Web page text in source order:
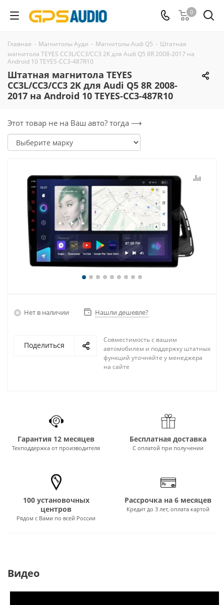
0
Главная - Магнитолы Ауди - Магнитолы Audi Q5 - Штатная
магнитола TEYES CC3L/CC3/CC3 2K для Audi Q5 8R 2008-2017 на
Android 10 TEYES-CC3-487R10
Штатная магнитола TEYES
CC3L/CC3/CC3 2K для Audi Q5 8R 2008-
2017 на Android 10 TEYES-CC3-487R10
Этот товар не на Ваш авто? тогда ⟶
Нет в наличии Нашли дешевле?
Поделиться
Совместимость с вашим
автомобилем и поддержку штатных
функций уточняйте у менеджера
на сайте
Гарантия 12 месяцев
Техподдержка от производителя
Бесплатная доставка
С оплатой при получении
100 установочных
центров
Рядом с Вами по всей России
Рассрочка на 6 месяцев
Кредит до 3 лет, оплата картой
Видео